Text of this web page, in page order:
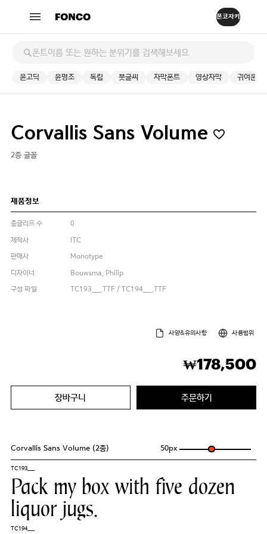
윤고딕 윤명조 독립 붓글씨 자막폰트 영상자막 귀여운
Corvallis Sans Volume
2종 글꼴
제품정보
총글리프 수
0
제작사
ITC
판매사
Monotype
디자이너
Bouwsma, Philip
구성 파일
TC193___.TTF / TC194___.TTF
사양&유의사항 사용범위
₩178,500
장바구니 주문하기
Corvallis Sans Volume (2종) 50px
TC193___
Pack my box with five dozen
liquor jugs.
TC194___